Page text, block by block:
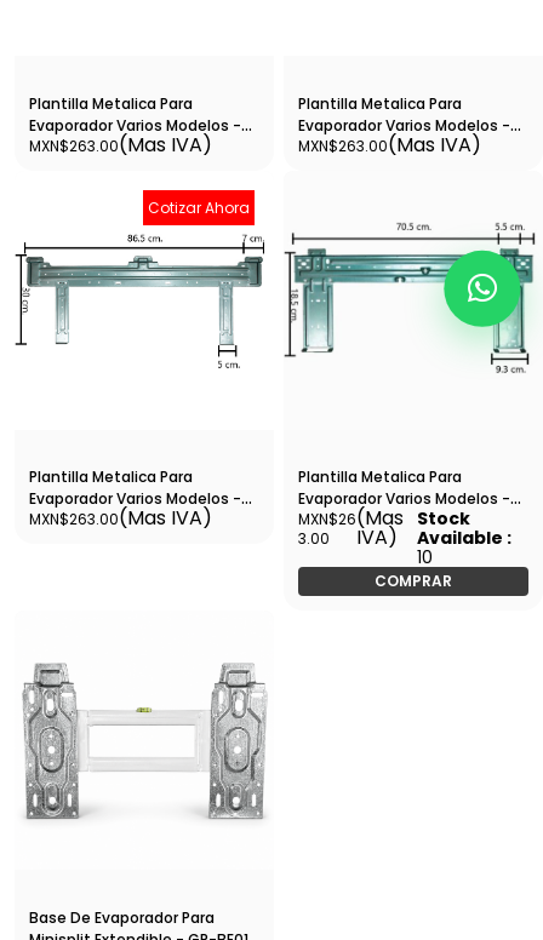
Plantilla Metalica Para
Evaporador Varios Modelos -
Plant7
MXN$263.00(Mas IVA)
Plantilla Metalica Para
Evaporador Varios Modelos -
Plant8
MXN$263.00(Mas IVA)
Cotizar Ahora
Plantilla Metalica Para
Evaporador Varios Modelos -
Plant9
MXN$263.00(Mas IVA)
Plantilla Metalica Para
Evaporador Varios Modelos -
Plant10
MXN$26
3.00
(Mas
IVA)
Stock
Available :
10
COMPRAR
Base De Evaporador Para